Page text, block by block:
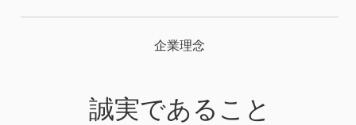
企業理念
誠実であること